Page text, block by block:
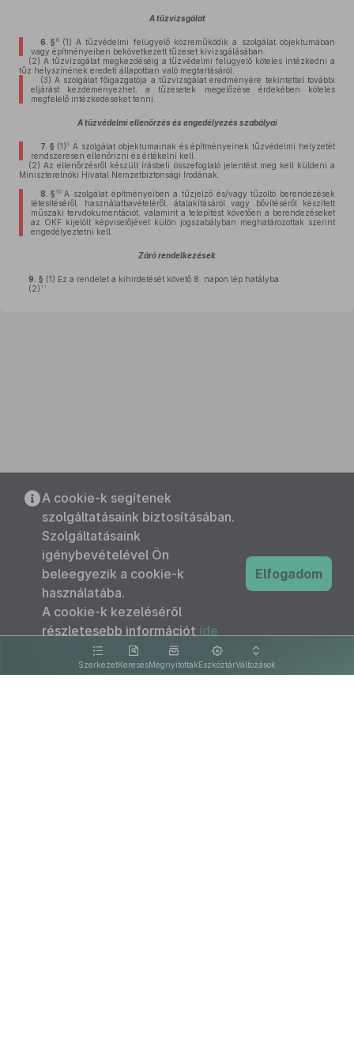
A tűzvizsgálat
6. § 8 (1) A tűzvédelmi felügyelő közreműködik a szolgálat objektumában
vagy építményeiben bekövetkezett tűzeset kivizsgálásában.
(2) A tűzvizsgálat megkezdéséig a tűzvédelmi felügyelő köteles intézkedni a
tűz helyszínének eredeti állapotban való megtartásáról.
(3) A szolgálat főigazgatója a tűzvizsgálat eredményére tekintettel további
eljárást kezdeményezhet, a tűzesetek megelőzése érdekében köteles
megfelelő intézkedéseket tenni.
A tűzvédelmi ellenőrzés és engedélyezés szabályai
7. § (1)9 A szolgálat objektumainak és építményeinek tűzvédelmi helyzetét
rendszeresen ellenőrizni és értékelni kell.
(2) Az ellenőrzésről készült írásbeli összefoglaló jelentést meg kell küldeni a
Miniszterelnöki Hivatal Nemzetbiztonsági Irodának.
8. § 10 A szolgálat építményeiben a tűzjelző és/vagy tűzoltó berendezések
létesítéséről, használatbavételéről, átalakításáról vagy bővítéséről készített
műszaki tervdokumentációt, valamint a telepítést követően a berendezéseket
az OKF kijelölt képviselőjével külön jogszabályban meghatározottak szerint
engedélyeztetni kell.
Záró rendelkezések
9. § (1) Ez a rendelet a kihirdetését követő 8. napon lép hatályba.
(2) 11
SzerkezetKeresésMegnyitottakEszköztárVáltozások
A cookie-k segítenek
szolgáltatásaink biztosításában.
Szolgáltatásaink
igénybevételével Ön
beleegyezik a cookie-k
használatába.
A cookie-k kezeléséről
részletesebb információt ide
kattintva olvashat.
Elfogadom